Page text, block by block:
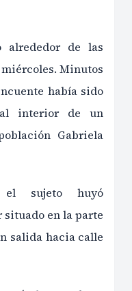
alrededor de las
Minutos
había sido
interior de un
Gabriela
el sujeto huyó
en la parte
salida hacia calle